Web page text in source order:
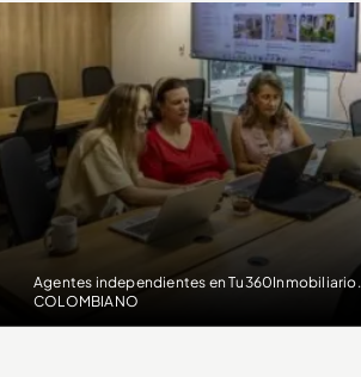
Agentes independientes en Tu360Inmobiliario.
COLOMBIANO